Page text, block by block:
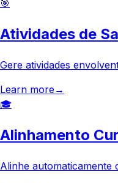
🎯
Atividades de
Gere atividades
Learn more→
🎓
Alinhamento
Alinhe automaticamente